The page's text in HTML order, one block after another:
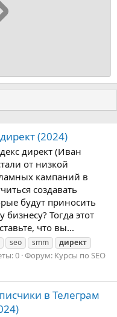
(2024)
директ (Иван
от низкой
кампаний в
создавать
будут приносить
Тогда этот
что вы...
seo smm
директ
0 Форум: Курсы по SEO
в Телеграм